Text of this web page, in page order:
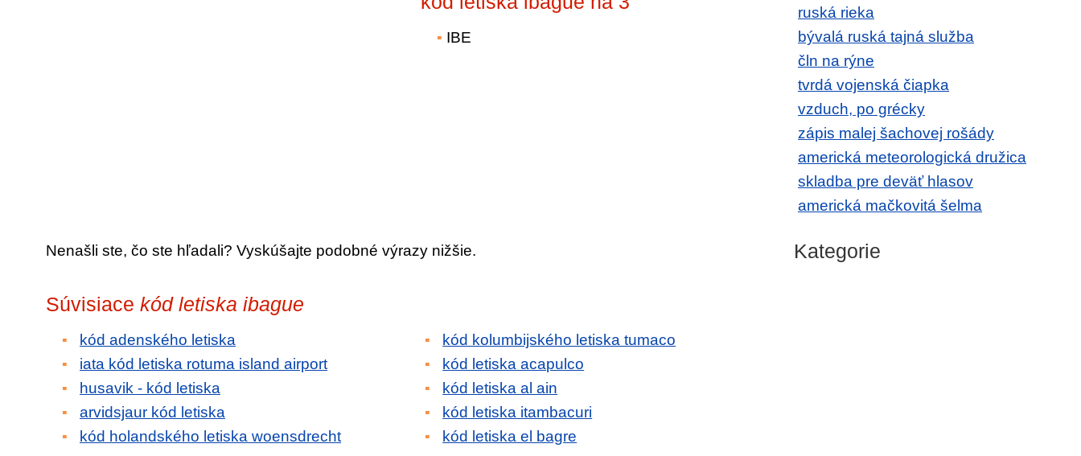
IBE
Nenašli ste, čo ste hľadali? Vyskúšajte podobné výrazy nižšie.
Súvisiace kód letiska ibague
kód adenského letiska
iata kód letiska rotuma island airport
husavik - kód letiska
arvidsjaur kód letiska
kód holandského letiska woensdrecht
kód kolumbijského letiska tumaco
kód letiska acapulco
kód letiska al ain
kód letiska itambacuri
kód letiska el bagre
ruská rieka
bývalá ruská tajná služba
čln na rýne
tvrdá vojenská čiapka
vzduch, po grécky
zápis malej šachovej rošády
americká meteorologická družica
skladba pre deväť hlasov
americká mačkovitá šelma
Kategorie